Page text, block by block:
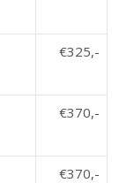
€325,-
€370,-
€370,-